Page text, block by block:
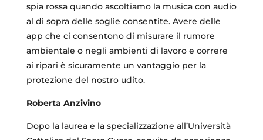
spia rossa quando ascoltiamo la musica con audio
al di sopra delle soglie consentite. Avere delle
app che ci consentono di misurare il rumore
ambientale o negli ambienti di lavoro e correre
ai ripari è sicuramente un vantaggio per la
protezione del nostro udito.
Roberta Anzivino
Dopo la laurea e la specializzazione all’Università